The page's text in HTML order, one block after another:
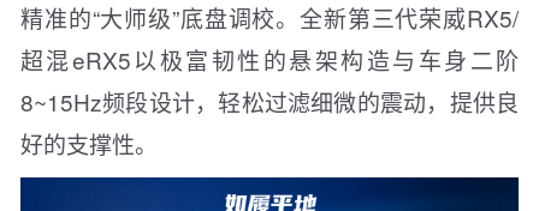
精准的“大师级”底盘调校。全新第三代荣威RX5/
超混eRX5以极富韧性的悬架构造与车身二阶
8~15Hz频段设计，轻松过滤细微的震动，提供良
好的支撑性。